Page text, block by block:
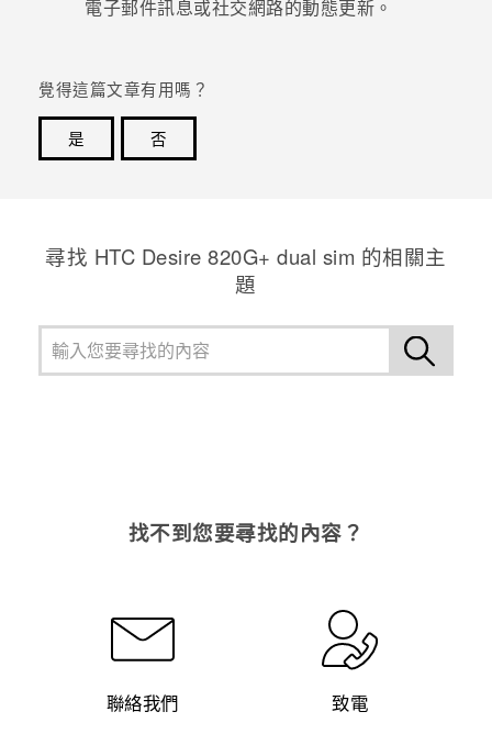
VIVELAND
電子郵件訊息或社交網路的動態更新。
覺得這篇文章有用嗎？
是
否
尋找 HTC Desire 820G+ dual sim 的相關主
題
找不到您要尋找的內容？
聯絡我們 致電